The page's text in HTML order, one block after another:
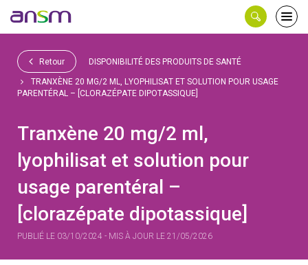
le
Retour DISPONIBILITÉ DES PRODUITS DE SANTÉ
TRANXÈNE 20 MG/2 ML, LYOPHILISAT ET SOLUTION POUR USAGE
PARENTÉRAL – [CLORAZÉPATE DIPOTASSIQUE]
Tranxène 20 mg/2 ml,
lyophilisat et solution pour
usage parentéral –
[clorazépate dipotassique]
PUBLIÉ LE 03/10/2024 - MIS À JOUR LE 21/05/2026